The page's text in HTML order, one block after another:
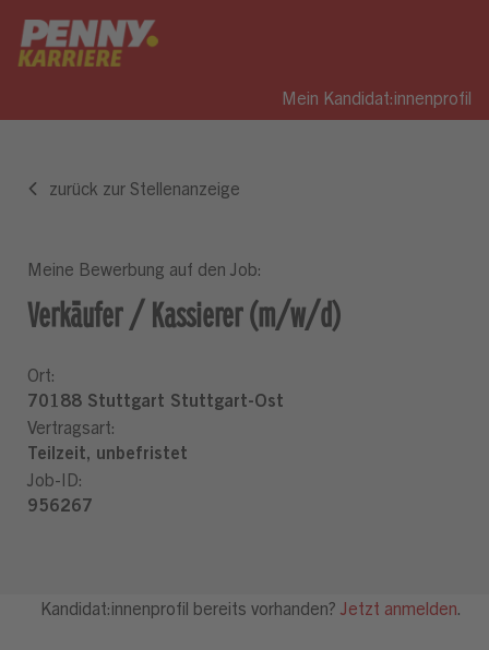
Mein Kandidat:innenprofil